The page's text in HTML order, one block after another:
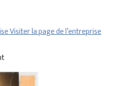
Visiter la page de l’entreprise